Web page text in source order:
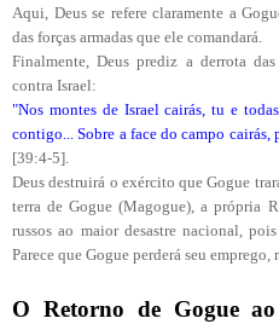
Aqui, Deus se refere claramente a
das forças armadas que ele comandará.
Finalmente, Deus prediz a derrota
contra Israel:
"Nos montes de Israel cairás, tu e
contigo... Sobre a face do campo
[39:4-5].
Deus destruirá o exército que Gogue
terra de Gogue (Magogue), a própria
russos ao maior desastre nacional,
Parece que Gogue perderá seu emprego,
O Retorno de Gogue